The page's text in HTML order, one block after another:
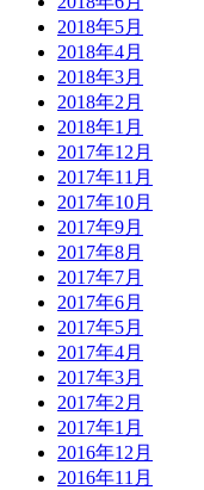
2018年5月
2018年4月
2018年3月
2018年2月
2018年1月
2017年12月
2017年11月
2017年10月
2017年9月
2017年8月
2017年7月
2017年6月
2017年5月
2017年4月
2017年3月
2017年2月
2017年1月
2016年12月
2016年11月